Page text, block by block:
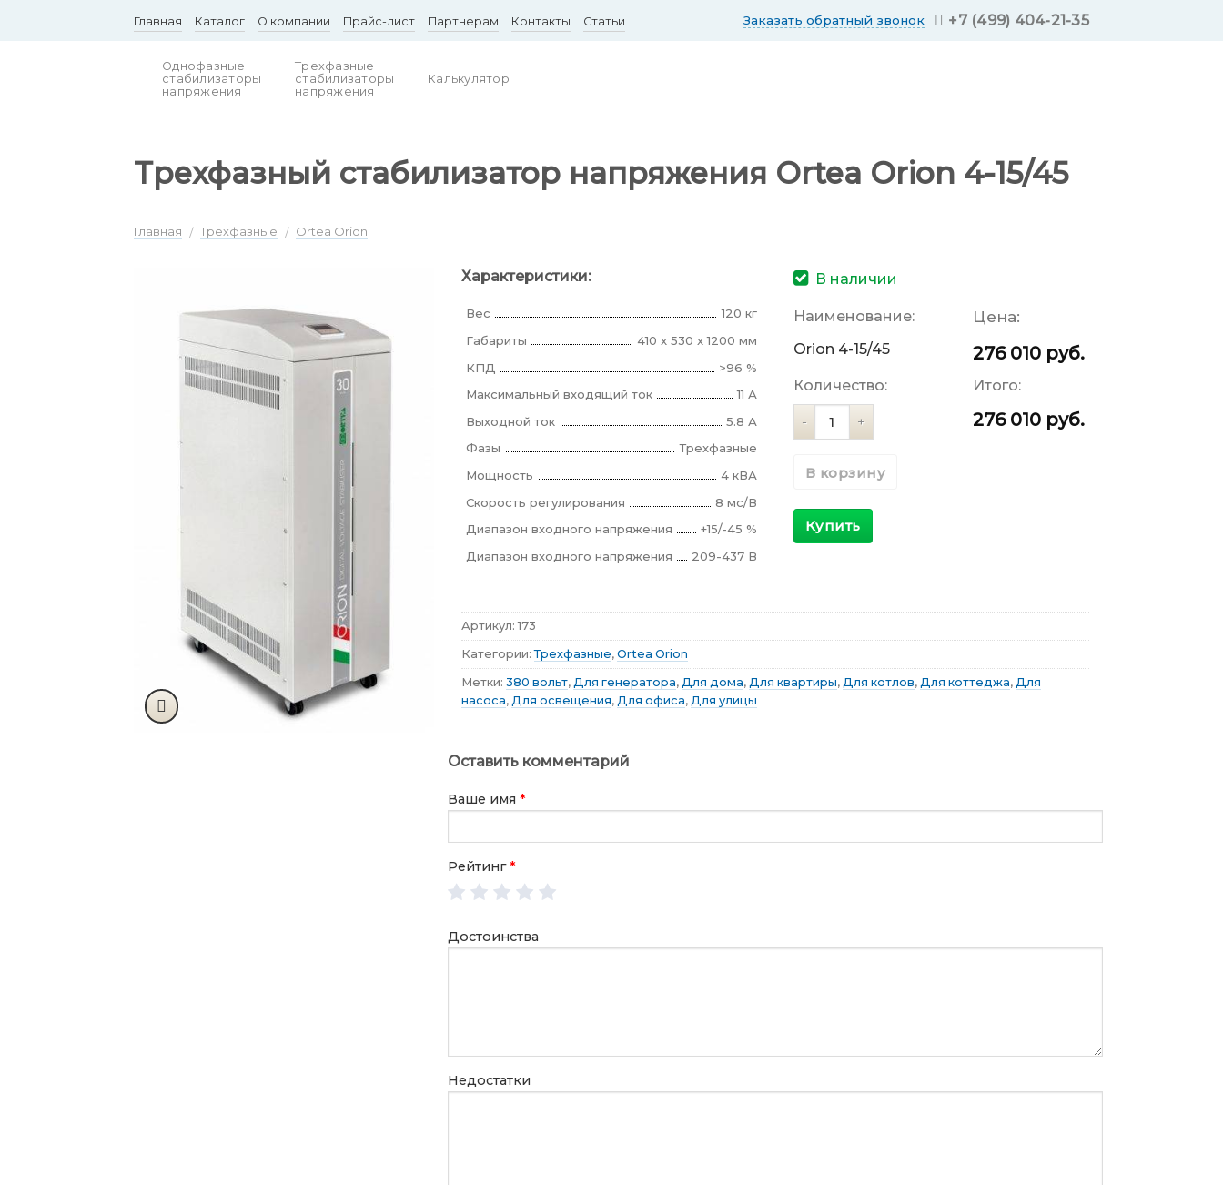
Главная Каталог О компании Прайс-лист Партнерам Контакты Статьи Заказать обратный звонок +7 (499) 404-21-35
Однофазные
стабилизаторы
напряжения
Трехфазные
стабилизаторы
напряжения
Калькулятор
Трехфазный стабилизатор напряжения Ortea Orion 4-15/45
Главная / Трехфазные / Ortea Orion
Характеристики:
Вес
120 кг
Габариты
410 x 530 x 1200 мм
КПД
>96 %
Максимальный входящий ток
11 А
Выходной ток
5.8 А
Фазы
Трехфазные
Мощность
4 кВА
Скорость регулирования
8 мс/В
Диапазон входного напряжения
+15/-45 %
Диапазон входного напряжения
209-437 В
В наличии
Наименование:
Orion 4-15/45
Цена:
276 010 руб.
Количество:
Количество
Итого:
276 010 руб.
В корзину
Купить
Артикул:173
Категории:Трехфазные, Ortea Orion
Метки: 380 вольт, Для генератора, Для дома, Для квартиры, Для котлов, Для коттеджа, Для
насоса, Для освещения, Для офиса, Для улицы
Оставить комментарий
Ваше имя *
Рейтинг*
Достоинства
Недостатки